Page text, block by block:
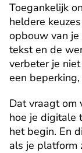
Toegankelijk
heldere
opbouw van
tekst en de
verbeter je
een
Dat vraagt om
hoe je digitale
het begin. En
als je platform